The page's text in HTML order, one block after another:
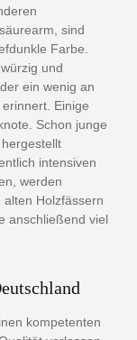
sind
Farbe.
und
ein wenig an
Einige
Schon junge
intensiven
werden
Holzfässern
anschließend viel
kompetenten